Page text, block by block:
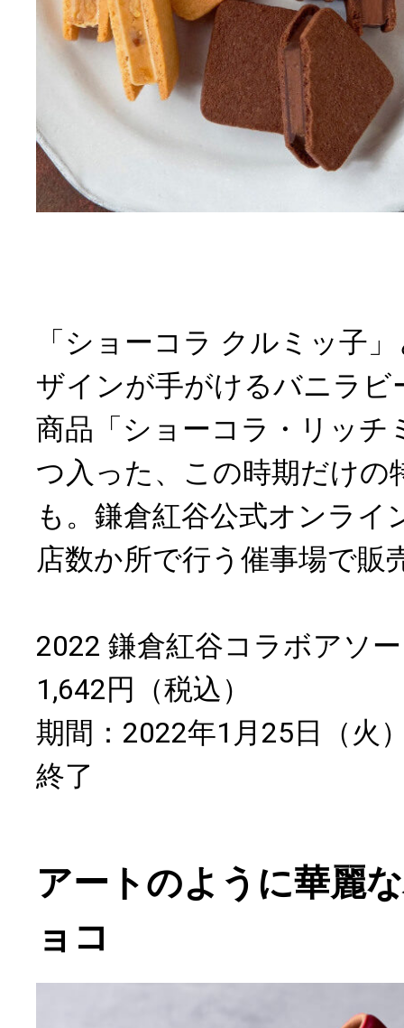
「ショーコラ クルミッ子
ザインが手がけるバニラビ
商品「ショーコラ・リッチ
つ入った、この時期だけの
も。鎌倉紅谷公式オンライ
店数か所で行う催事場で販
2022 鎌倉紅谷コラボアソ
1,642円（税込）
期間：2022年1月25日（火
終了
アートのように華麗
ョコ